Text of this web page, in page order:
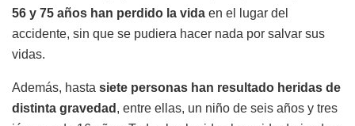
56 y 75 años han perdido la vida en el lugar del
accidente, sin que se pudiera hacer nada por salvar sus
vidas.
Además, hasta siete personas han resultado heridas de
distinta gravedad , entre ellas, un niño de seis años y tres